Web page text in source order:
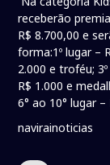
receberão
R$ 8.700,00 e
forma:1º lugar –
2.000 e troféu;
R$ 1.000 e
6° ao 10° lugar –
navirainoticias